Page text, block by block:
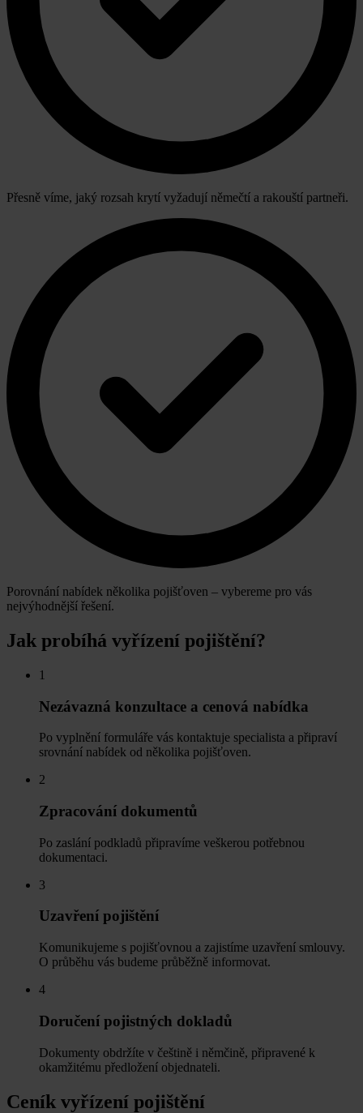
Přesně víme, jaký rozsah krytí vyžadují němečtí a rakouští partneři.
Porovnání nabídek několika pojišťoven – vybereme pro vás
nejvýhodnější řešení.
Jak probíhá vyřízení pojištění?
1
Nezávazná konzultace a cenová nabídka
Po vyplnění formuláře vás kontaktuje specialista a připraví
srovnání nabídek od několika pojišťoven.
2
Zpracování dokumentů
Po zaslání podkladů připravíme veškerou potřebnou
dokumentaci.
3
Uzavření pojištění
Komunikujeme s pojišťovnou a zajistíme uzavření smlouvy.
O průběhu vás budeme průběžně informovat.
4
Doručení pojistných dokladů
Dokumenty obdržíte v češtině i němčině, připravené k
okamžitému předložení objednateli.
Ceník vyřízení pojištění